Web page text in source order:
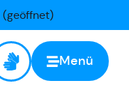
(geöffnet)
Menü